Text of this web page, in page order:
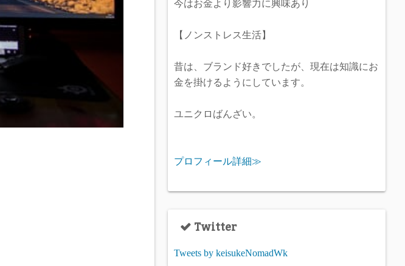
今はお金より影響力に興味あり
【ノンストレス生活】
昔は、ブランド好きでしたが、現在は知識にお
金を掛けるようにしています。
ユニクロばんざい。
プロフィール詳細≫
Twitter
Tweets by keisukeNomadWk